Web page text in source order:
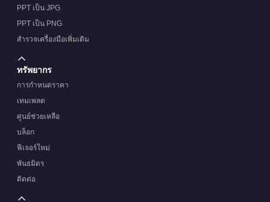
PPT เป็น JPG
PPT เป็น PNG
สำรวจเครื่องมือเพิ่มเติม
ทรัพยากร
การกำหนดราคา
เทมเพลต
ศูนย์ช่วยเหลือ
บล็อก
ฟีเจอร์ใหม่
พันธมิตร
ติดต่อ